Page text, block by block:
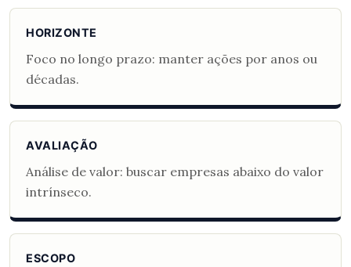
HORIZONTE
Foco no longo prazo: manter ações por anos ou
décadas.
AVALIAÇÃO
Análise de valor: buscar empresas abaixo do valor
intrínseco.
ESCOPO